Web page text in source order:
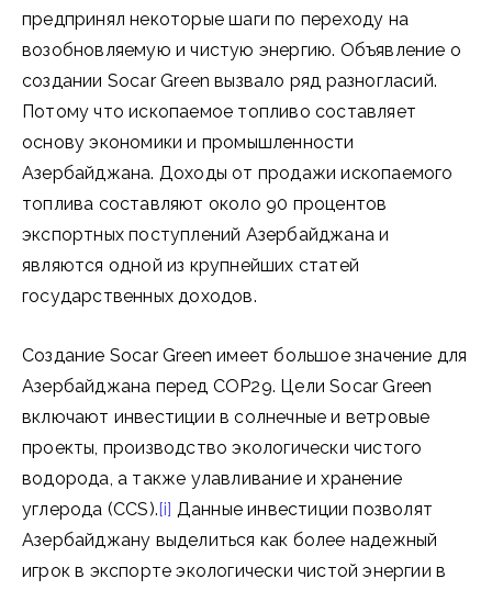
предпринял некоторые шаги по переходу на
возобновляемую и чистую энергию. Объявление о
создании Socar Green вызвало ряд разногласий.
Потому что ископаемое топливо составляет
основу экономики и промышленности
Азербайджана. Доходы от продажи ископаемого
топлива составляют около 90 процентов
экспортных поступлений Азербайджана и
являются одной из крупнейших статей
государственных доходов.
Создание Socar Green имеет большое значение для
Азербайджана перед COP29. Цели Socar Green
включают инвестиции в солнечные и ветровые
проекты, производство экологически чистого
водорода, а также улавливание и хранение
углерода (CCS).[i] Данные инвестиции позволят
Азербайджану выделиться как более надежный
игрок в экспорте экологически чистой энергии в